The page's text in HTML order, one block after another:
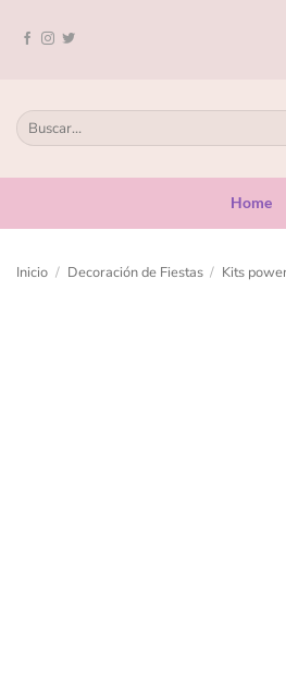
Home
Inicio / Decoración de Fiestas / Kits